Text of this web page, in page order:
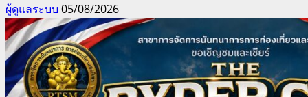
ผู้ดูแลระบบ 05/08/2026